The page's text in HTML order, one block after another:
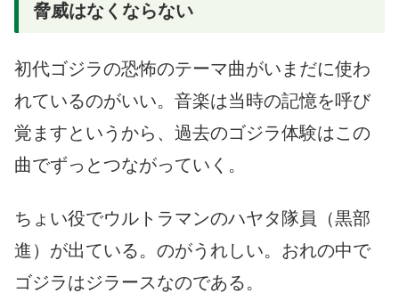
脅威はなくならない
初代ゴジラの恐怖のテーマ曲がいまだに使わ
れているのがいい。音楽は当時の記憶を呼び
覚ますというから、過去のゴジラ体験はこの
曲でずっとつながっていく。
ちょい役でウルトラマンのハヤタ隊員（黒部
進）が出ている。のがうれしい。おれの中で
ゴジラはジラースなのである。